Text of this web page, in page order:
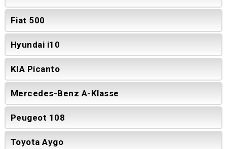
Fiat 500
Hyundai i10
KIA Picanto
Mercedes-Benz A-Klasse
Peugeot 108
Toyota Aygo